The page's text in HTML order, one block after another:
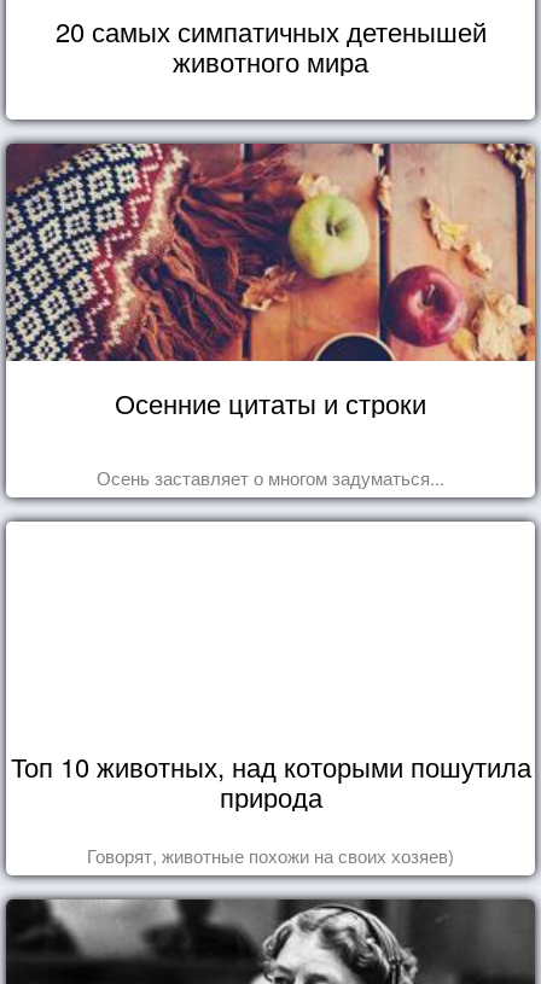
20 самых симпатичных детенышей
животного мира
Осенние цитаты и строки
Осень заставляет о многом задуматься...
Топ 10 животных, над которыми пошутила
природа
Говорят, животные похожи на своих хозяев)